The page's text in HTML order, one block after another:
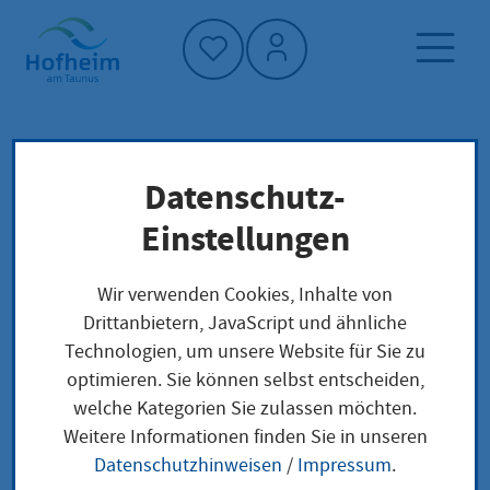
Startseite"
Leben in Hofheim
Gesellschaft und Soziales
Grabarten auf den Hofheimer Friedhöfen
Grabarten auf den
Hofheimer Friedhöfen
Datenschutz-
Einstellungen
Wir verwenden Cookies, Inhalte von
Drittanbietern, JavaScript und ähnliche
Technologien, um unsere Website für Sie zu
optimieren. Sie können selbst entscheiden,
welche Kategorien Sie zulassen möchten.
Weitere Informationen finden Sie in unseren
Datenschutzhinweisen / Impressum.